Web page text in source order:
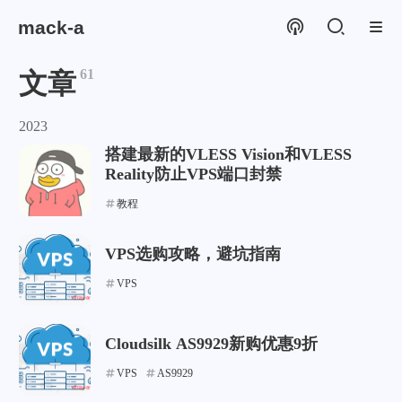
mack-a
文章 61
2023
搭建最新的VLESS Vision和VLESS
Reality防止VPS端口封禁
教程
VPS选购攻略，避坑指南
VPS
Cloudsilk AS9929新购优惠9折
VPS AS9929